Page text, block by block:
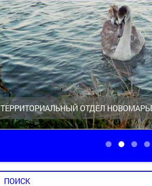
ТЕРРИТОРИАЛЬНЫЙ ОТДЕЛ